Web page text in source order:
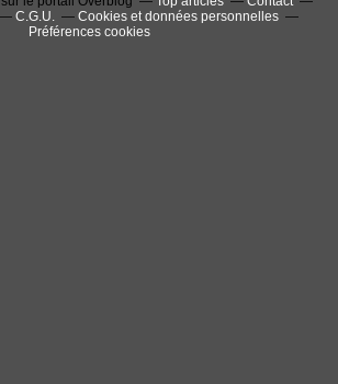
C.G.U.
Cookies et données personnelles
Préférences cookies